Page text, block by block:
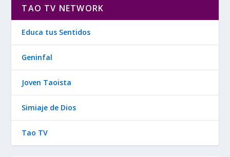
TAO TV NETWORK
Educa tus Sentidos
Geninfal
Joven Taoista
Simiaje de Dios
Tao TV